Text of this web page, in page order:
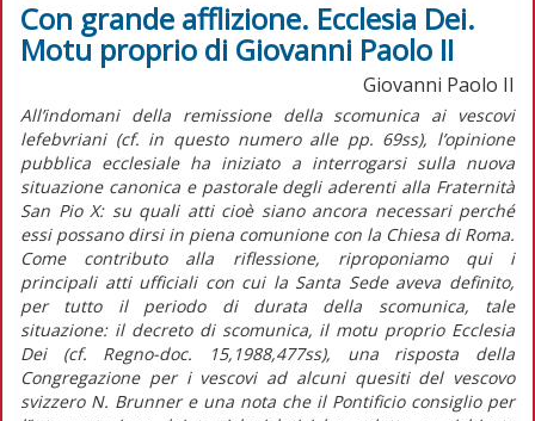
Con grande afflizione. Ecclesia Dei.
Motu proprio di Giovanni Paolo II
Giovanni Paolo II
All’indomani della remissione della scomunica ai vescovi
lefebvriani (cf. in questo numero alle pp. 69ss), l’opinione
pubblica ecclesiale ha iniziato a interrogarsi sulla nuova
situazione canonica e pastorale degli aderenti alla Fraternità
San Pio X: su quali atti cioè siano ancora necessari perché
essi possano dirsi in piena comunione con la Chiesa di Roma.
Come contributo alla riflessione, riproponiamo qui i
principali atti ufficiali con cui la Santa Sede aveva definito,
per tutto il periodo di durata della scomunica, tale
situazione: il decreto di scomunica, il motu proprio Ecclesia
Dei (cf. Regno-doc. 15,1988,477ss), una risposta della
Congregazione per i vescovi ad alcuni quesiti del vescovo
svizzero N. Brunner e una nota che il Pontificio consiglio per